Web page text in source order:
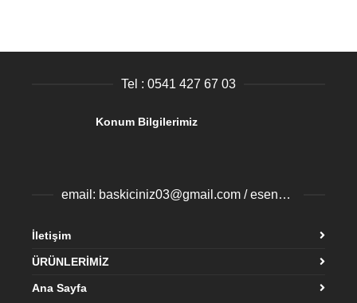
Tel : 0541 427 67 03
Konum Bilgilerimiz
email: baskiciniz03@gmail.com / esenyurtbaski@gmail.com
İletişim
ÜRÜNLERİMİZ
Ana Sayfa